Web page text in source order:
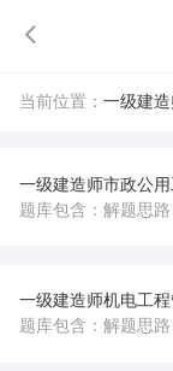
当前位置： 一级建
一级建造师市政公
题库包含：解题思
一级建造师机电工
题库包含：解题思